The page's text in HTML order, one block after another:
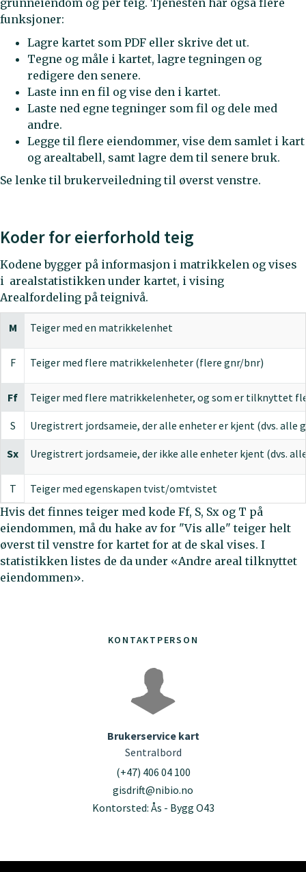
KONTAKTPERSON
Brukerservice kart
Sentralbord
(+47) 406 04 100
gisdrift@nibio.no
Kontorsted: Ås - Bygg O43
grunneiendom og per teig. Tjenesten har også flere
funksjoner:
Lagre kartet som PDF eller skrive det ut.
Tegne og måle i kartet, lagre tegningen og
redigere den senere.
Laste inn en fil og vise den i kartet.
Laste ned egne tegninger som fil og dele med
andre.
Legge til flere eiendommer, vise dem samlet i kart
og arealtabell, samt lagre dem til senere bruk.
Se lenke til brukerveiledning til øverst venstre.
Koder for eierforhold teig
Kodene bygger på informasjon i matrikkelen og vises
i arealstatistikken under kartet, i vising
Arealfordeling på teignivå.
M Teiger med en matrikkelenhet
F Teiger med flere matrikkelenheter (flere gnr/bnr)
Ff Teiger med flere matrikkelenheter, og som er tilknyttet
S Uregistrert jordsameie, der alle enheter er kjent (dvs. alle
Sx Uregistrert jordsameie, der ikke alle enheter kjent (dvs.
T
Teiger med egenskapen tvist/omtvistet
Hvis det finnes teiger med kode Ff, S, Sx og T på
eiendommen, må du hake av for "Vis alle" teiger helt
øverst til venstre for kartet for at de skal vises. I
statistikken listes de da under «Andre areal tilknyttet
eiendommen».